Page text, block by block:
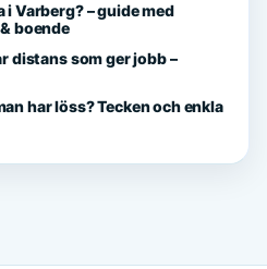
i Varberg? – guide med
boende
distans som ger jobb –
har löss? Tecken och enkla